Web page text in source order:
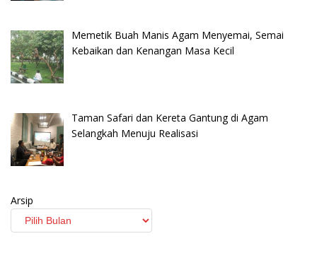
Memetik Buah Manis Agam Menyemai, Semai
Kebaikan dan Kenangan Masa Kecil
Taman Safari dan Kereta Gantung di Agam
Selangkah Menuju Realisasi
Arsip